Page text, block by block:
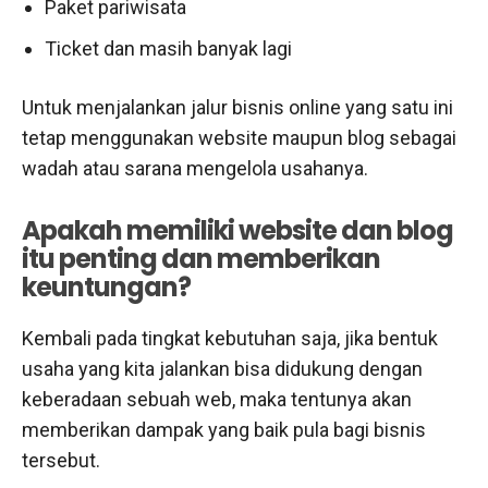
Paket pariwisata
Ticket dan masih banyak lagi
Untuk menjalankan jalur bisnis online yang satu ini
tetap menggunakan website maupun blog sebagai
wadah atau sarana mengelola usahanya.
Apakah memiliki website dan blog
itu penting dan memberikan
keuntungan?
Kembali pada tingkat kebutuhan saja, jika bentuk
usaha yang kita jalankan bisa didukung dengan
keberadaan sebuah web, maka tentunya akan
memberikan dampak yang baik pula bagi bisnis
tersebut.